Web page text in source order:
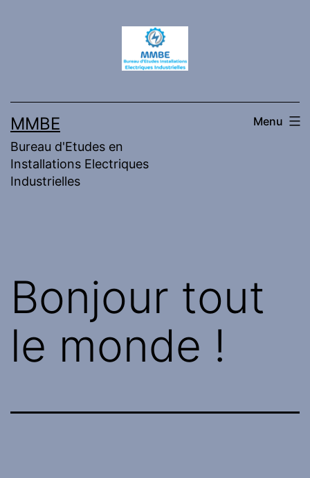
MMBE
Bureau d'Etudes en
Installations Electriques
Industrielles
Menu
Bonjour tout
le monde !